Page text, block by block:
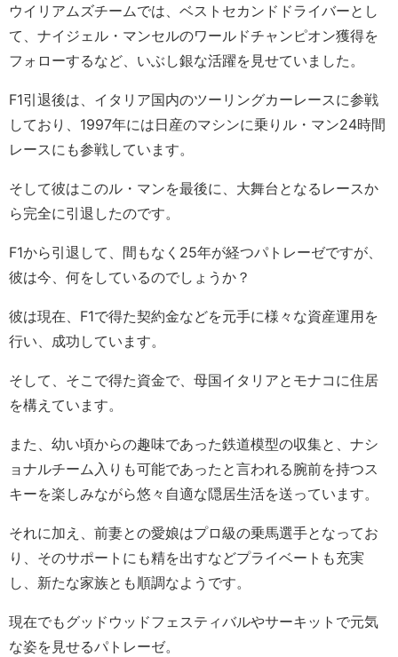
ウイリアムズチームでは、ベストセカンドドライバーとし
て、ナイジェル・マンセルのワールドチャンピオン獲得を
フォローするなど、いぶし銀な活躍を見せていました。
F1引退後は、イタリア国内のツーリングカーレースに参戦
しており、1997年には日産のマシンに乗りル・マン24時間
レースにも参戦しています。
そして彼はこのル・マンを最後に、大舞台となるレースか
ら完全に引退したのです。
F1から引退して、間もなく25年が経つパトレーゼですが、
彼は今、何をしているのでしょうか？
彼は現在、F1で得た契約金などを元手に様々な資産運用を
行い、成功しています。
そして、そこで得た資金で、母国イタリアとモナコに住居
を構えています。
また、幼い頃からの趣味であった鉄道模型の収集と、ナシ
ョナルチーム入りも可能であったと言われる腕前を持つス
キーを楽しみながら悠々自適な隠居生活を送っています。
それに加え、前妻との愛娘はプロ級の乗馬選手となってお
り、そのサポートにも精を出すなどプライベートも充実
し、新たな家族とも順調なようです。
現在でもグッドウッドフェスティバルやサーキットで元気
な姿を見せるパトレーゼ。